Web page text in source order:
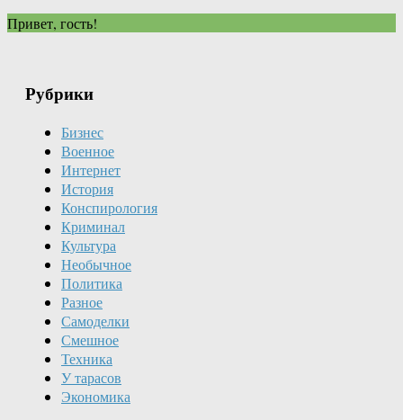
Привет, гость!
Рубрики
Бизнес
Военное
Интернет
История
Конспирология
Криминал
Культура
Необычное
Политика
Разное
Самоделки
Смешное
Техника
У тарасов
Экономика